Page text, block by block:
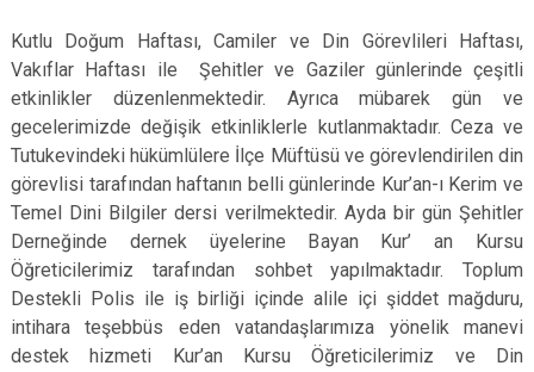
Kutlu Doğum Haftası, Camiler ve Din Görevlileri Haftası,
Vakıflar Haftası ile Şehitler ve Gaziler günlerinde çeşitli
etkinlikler düzenlenmektedir. Ayrıca mübarek gün ve
gecelerimizde değişik etkinliklerle kutlanmaktadır. Ceza ve
Tutukevindeki hükümlülere İlçe Müftüsü ve görevlendirilen din
görevlisi tarafından haftanın belli günlerinde Kur’an-ı Kerim ve
Temel Dini Bilgiler dersi verilmektedir. Ayda bir gün Şehitler
Derneğinde dernek üyelerine Bayan Kur’ an Kursu
Öğreticilerimiz tarafından sohbet yapılmaktadır. Toplum
Destekli Polis ile iş birliği içinde alile içi şiddet mağduru,
intihara teşebbüs eden vatandaşlarımıza yönelik manevi
destek hizmeti Kur’an Kursu Öğreticilerimiz ve Din